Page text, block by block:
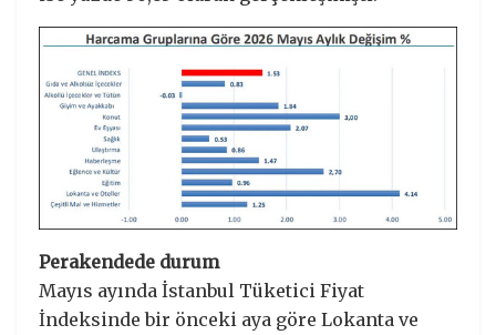
Perakendede durum
Mayıs ayında İstanbul Tüketici Fiyat
İndeksinde bir önceki aya göre Lokanta ve